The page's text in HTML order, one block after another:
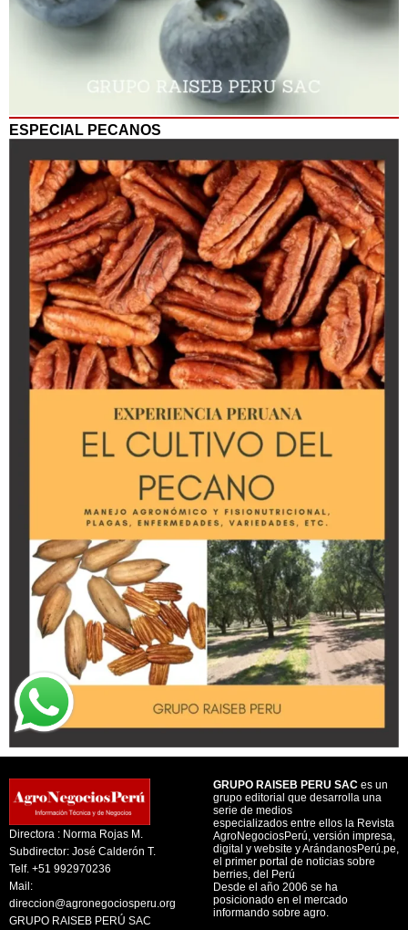
ESPECIAL PECANOS
Directora : Norma Rojas M.
Subdirector: José Calderón T.
Telf. +51 992970236
Mail:
direccion@agronegociosperu.org
GRUPO RAISEB PERÚ SAC
GRUPO RAISEB PERU SAC es un
grupo editorial que desarrolla una
serie de medios
especializados entre ellos la Revista
AgroNegociosPerú, versión impresa,
digital y website y ArándanosPerú.pe,
el primer portal de noticias sobre
berries, del Perú
Desde el año 2006 se ha
posicionado en el mercado
informando sobre agro.